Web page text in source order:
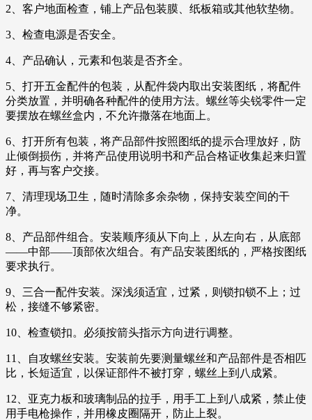
2、客户地面检查，铺上产品包装膜、纸板箱或其他软垫物。
3、检查电源是否安全。
4、产品确认，元素和包装是否齐全。
5、打开五金配件的包装，从配件袋内取出安装图纸，将配件
分类放置，并明确各种配件的使用方法。螺丝等尖锐零件一定
要摆放在螺丝盒内，不允许撒落在地面上。
6、打开所有包装，将产品部件按照图纸的提示合理放好，防
止倾倒损伤，并将产品使用说明书和产品合格证收集起来归置
好，再与客户交接。
7、清理现场卫生，随时清除多余杂物，保持安装空间的干
净。
8、产品部件组合。安装顺序须从下向上，从左向右，从底部
——中部——顶部依次组合。有产品安装图纸的，严格按图纸
要求执行。
9、三合一配件安装。深浅须适宜，过紧，则锁扣锁不上；过
松，接缝不够紧密。
10、检查锁扣。必须按箭头指示方向进行调整。
11、自攻螺丝安装。安装前先要测量螺丝和产品部件是否相匹
比，长短适宜，以保证部件不被打穿，螺丝上到八成紧。
12、亚克力板和玻璃制品的拉手，用手工上到八成紧，禁止使
用手电枪操作，并用橡皮圈隔开，防止上裂。